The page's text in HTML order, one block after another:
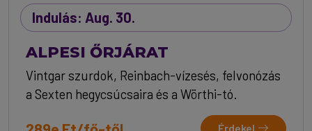
Indulás: Aug. 30.
ALPESI ŐRJÁRAT
Vintgar szurdok, Reinbach-vízesés, felvonózás
a Sexten hegycsúcsaira és a Wörthi-tó.
Érdekel